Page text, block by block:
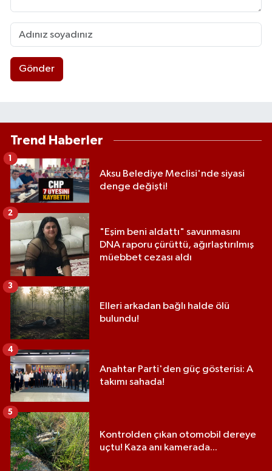
Gönder
Trend Haberler
Aksu Belediye Meclisi'nde siyasi
denge değişti!
1
"Eşim beni aldattı" savunmasını
DNA raporu çürüttü, ağırlaştırılmış
müebbet cezası aldı
2
Elleri arkadan bağlı halde ölü
bulundu!
3
Anahtar Parti'den güç gösterisi: A
takımı sahada!
4
Kontrolden çıkan otomobil dereye
uçtu! Kaza anı kamerada...
5